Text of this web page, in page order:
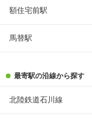
額住宅前駅
馬替駅
最寄駅の沿線から探す
北陸鉄道石川線